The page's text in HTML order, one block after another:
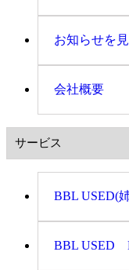
お知らせを
会社概要
サービス
BBL USED(
BBL USED